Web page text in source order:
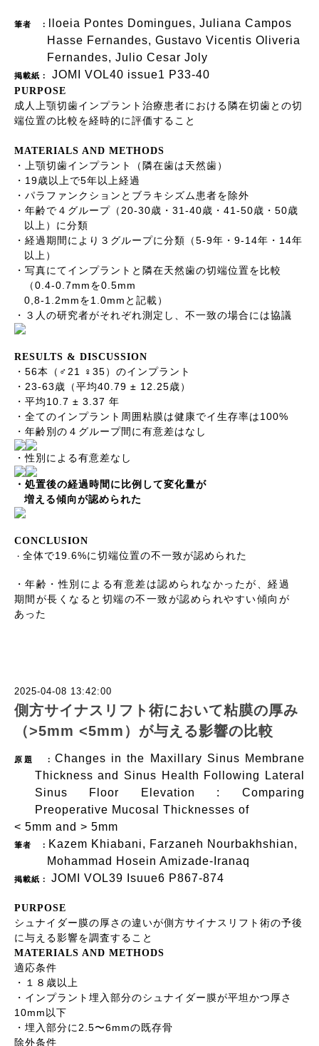
筆者 ：
lloeia Pontes Domingues, Juliana Campos
Hasse Fernandes, Gustavo Vicentis Oliveria
Fernandes, Julio Cesar Joly
掲載紙： JOMI VOL40 issue1 P33-40
PURPOSE
成人上顎切歯インプラント治療患者における隣在切歯との切
端位置の比較を経時的に評価すること
MATERIALS AND METHODS
・上顎切歯インプラント（隣在歯は天然歯）
・ 19歳以上で5年以上経過
・パラファンクションとブラキシズム患者を除外
・年齢で４グループ（ 20-30歳・ 31-40歳・ 41-50歳・ 50歳
以上）に分類
・経過期間により３グループに分類（ 5-9年・ 9-14年・ 14年
以上）
・写真にてインプラントと隣在天然歯の切端位置を比較
（ 0.4-0.7mm を0.5mm
0,8-1.2mm を 1.0mm と記載）
・３人の研究者がそれぞれ測定し、不一致の場合には協議
RESULTS & DISCUSSION
・ 56本（ ♂ 21 ♀ 35 ） のインプラント
・ 23-63 歳（平均40.79 ± 12.25歳）
・平均 10.7 ± 3.37 年
・全てのインプラント周囲粘膜は健康でイ生存率は 100%
・年齢別の４グループ間に有意差はなし
・性別による有意差なし
・処置後の経過時間に比例して変化量が
増える傾向が認められた
CONCLUSION
・ 全体で19.6%に切端位置の不一致が認められた
・年齢・性別による有意差は認められなかったが、経過
期間が長くなると切端の不一致が認められやすい傾向が
あった
2025-04-08 13:42:00
側方サイナスリフト術において粘膜の厚み
（>5mm <5mm）が与える影響の比較
原題 ： Changes in the Maxillary Sinus Membrane
Thickness and Sinus Health Following Lateral
Sinus Floor Elevation : Comparing
Preoperative Mucosal Thicknesses of
< 5mm and > 5mm
筆者 ： Kazem Khiabani, Farzaneh Nourbakhshian,
Mohammad Hosein Amizade-Iranaq
掲載紙： JOMI VOL39 Isuue6 P867-874
PURPOSE
シュナイダー膜の厚さの違いが側方サイナスリフト術の予後
に与える影響を調査すること
MATERIALS AND METHODS
適応条件
・１８歳以上
・インプラント埋入部分のシュナイダー膜が平坦かつ厚さ
10mm 以下
・埋入部分に 2.5〜6mmの既存骨
除外条件